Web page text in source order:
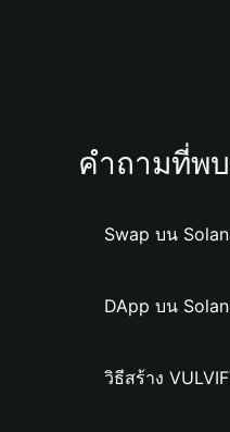
คำถามที่พ
Swap บน
DApp บน
วิธีสร้าง